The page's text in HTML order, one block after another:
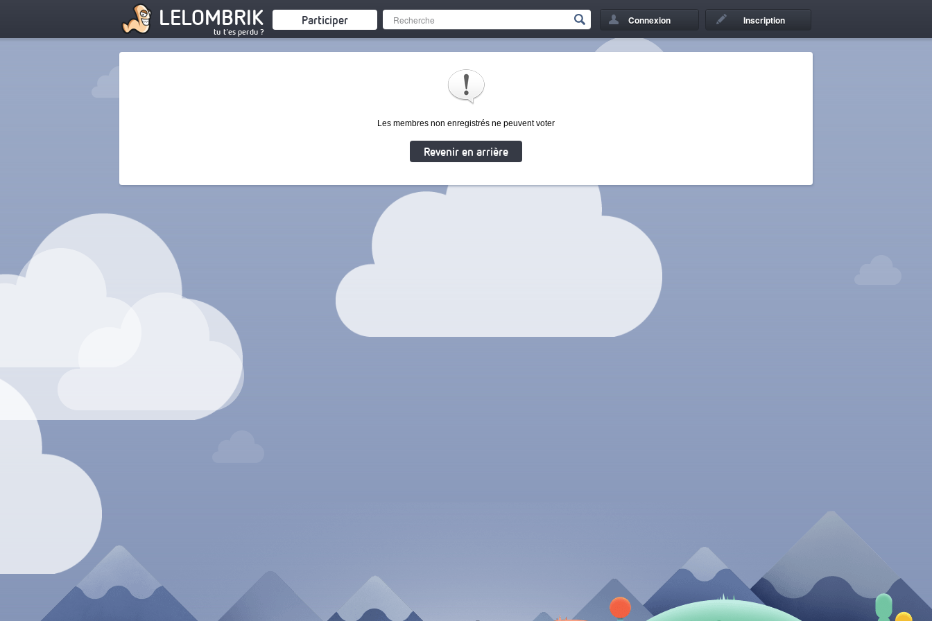
LELOMBRIK
tu t'es perdu ?
Participer Connexion Inscription
Les membres non enregistrés ne peuvent voter
Revenir en arrière